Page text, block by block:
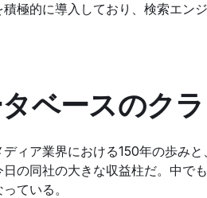
極的に導入しており、検索エン
ベースのク
ィア業界における150年の歩み
日の同社の大きな収益柱だ。中で
ている。